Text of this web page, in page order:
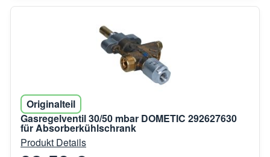
Originalteil
Gasregelventil 30/50 mbar DOMETIC 292627630
für Absorberkühlschrank
Produkt Details